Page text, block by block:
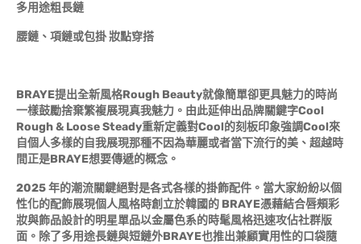
多用途粗長鏈
腰鏈、項鏈或包掛 妝點穿搭
BRAYE提出全新風格Rough Beauty就像簡單卻更具魅力的時尚
一樣鼓勵捨棄繁複展現真我魅力。由此延伸出品牌關鍵字Cool
Rough & Loose Steady重新定義對Cool的刻板印象強調Cool來
自個人多樣的自我展現那種不因為華麗或者當下流行的美、超越時
間正是BRAYE想要傳遞的概念。
2025 年的潮流關鍵絕對是各式各樣的掛飾配件。當大家紛紛以個
性化的配飾展現個人風格時創立於韓國的 BRAYE憑藉結合唇頰彩
妝與飾品設計的明星單品以金屬色系的時髦風格迅速攻佔社群版
面。除了多用途長鏈與短鏈外BRAYE也推出兼顧實用性的口袋隨